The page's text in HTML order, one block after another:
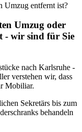
Umzug entfernt ist?
Umzug oder
- wir sind für Sie
nach Karlsruhe -
verstehen wir, dass
Mobiliar.
Sekretärs bis zum
behandeln